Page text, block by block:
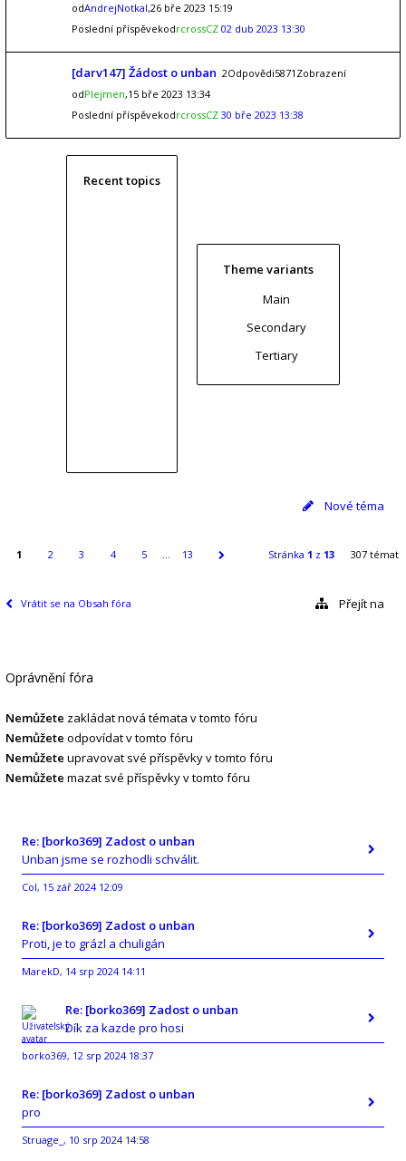
odAndrejNotkal,26 bře 2023 15:19
Poslední příspěvekodrcrossCZ 02 dub 2023 13:30
[darv147] Žádost o unban 2Odpovědi5871Zobrazení
odPlejmen,15 bře 2023 13:34
Poslední příspěvekodrcrossCZ 30 bře 2023 13:38
Recent topics
Theme variants
Main
Secondary
Tertiary
Nové téma
1 2 3 4 5 … 13 Stránka 1 z 13 307 témat
Vrátit se na Obsah fóra Přejít na
Oprávnění fóra
Nemůžete zakládat nová témata v tomto fóru
Nemůžete odpovídat v tomto fóru
Nemůžete upravovat své příspěvky v tomto fóru
Nemůžete mazat své příspěvky v tomto fóru
Re: [borko369] Zadost o unban
Unban jsme se rozhodli schválit.
Col, 15 zář 2024 12:09
Re: [borko369] Zadost o unban
Proti, je to grázl a chuligán
MarekD, 14 srp 2024 14:11
Re: [borko369] Zadost o unban
Dík za kazde pro hosi
borko369, 12 srp 2024 18:37
Re: [borko369] Zadost o unban
pro
Struage_ , 10 srp 2024 14:58